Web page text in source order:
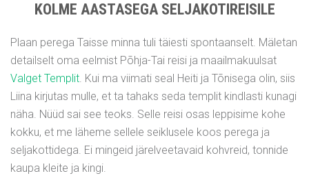
KOLME AASTASEGA SELJAKOTIREISILE
Plaan perega Taisse minna tuli täiesti spontaanselt. Mäletan
detailselt oma eelmist Põhja-Tai reisi ja maailmakuulsat
Valget Templit. Kui ma viimati seal Heiti ja Tõnisega olin, siis
Liina kirjutas mulle, et ta tahaks seda templit kindlasti kunagi
näha. Nüüd sai see teoks. Selle reisi osas leppisime kohe
kokku, et me läheme sellele seiklusele koos perega ja
seljakottidega. Ei mingeid järelveetavaid kohvreid, tonnide
kaupa kleite ja kingi.